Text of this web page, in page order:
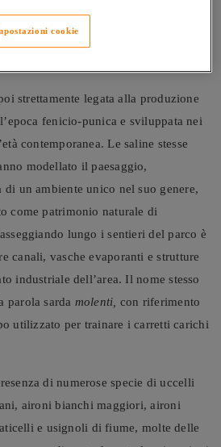
di numerose specie
strettamente legata alla produzione
fenicio-punica e sviluppata nei
contemporanea. Le saline stesse
modellato il paesaggio,
un ambiente unico nel suo genere,
come patrimonio naturale di
lungo i sentieri del parco è
canali, vasche evaporanti e strutture
industriale dell’area. Il nome stesso
parola sarda molenti, con riferimento
utilizzato per trainare i carretti carichi
di numerose specie di uccelli
aironi bianchi maggiori, aironi
e usignoli di fiume, molte delle
cookie